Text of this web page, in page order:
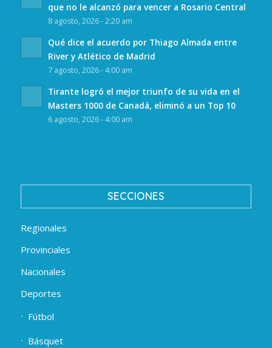
que no le alcanzó para vencer a Rosario Central
8 agosto, 2026 - 2:20 am
Qué dice el acuerdo por Thiago Almada entre
River y Atlético de Madrid
7 agosto, 2026 - 4:00 am
Tirante logró el mejor triunfo de su vida en el
Masters 1000 de Canadá, eliminó a un Top 10
6 agosto, 2026 - 4:00 am
SECCIONES
Regionales
Provinciales
Nacionales
Deportes
Fútbol
Básquet